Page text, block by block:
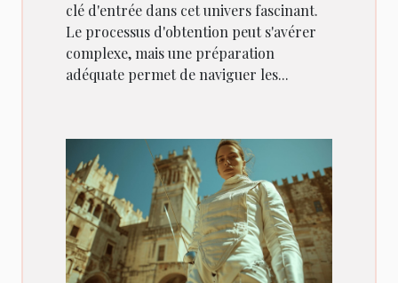
clé d'entrée dans cet univers fascinant.
Le processus d'obtention peut s'avérer
complexe, mais une préparation
adéquate permet de naviguer les...